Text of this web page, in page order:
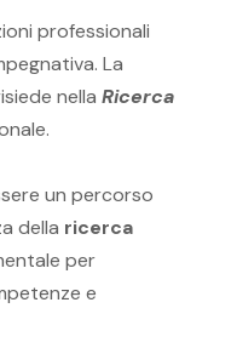
professionali
La
nella Ricerca
un percorso
della ricerca
per
e